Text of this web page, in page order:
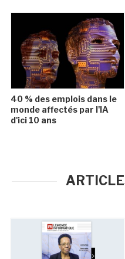
40 % des emplois dans le
monde affectés par l'IA
d'ici 10 ans